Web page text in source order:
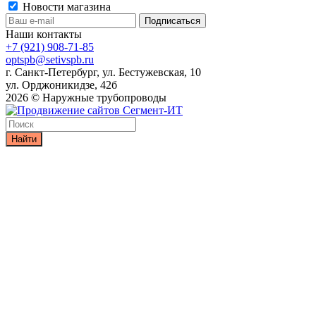
Новости магазина
Наши контакты
+7 (921) 908-71-85
optspb@setivspb.ru
г. Санкт-Петербург, ул. Бестужевская, 10
ул. Орджоникидзе, 42б
2026 © Наружные трубопроводы
Найти